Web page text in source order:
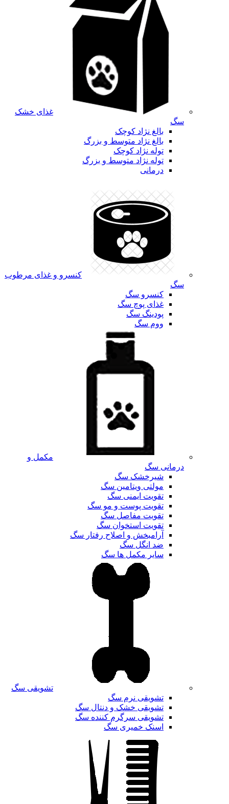
غذای خشک
سگ
بالغ نژاد کوچک
بالغ نژاد متوسط و بزرگ
توله نژاد کوچک
توله نژاد متوسط و بزرگ
درمانی
کنسرو و غذای مرطوب
سگ
کنسرو سگ
غذای پوچ سگ
پودینگ سگ
ووم سگ
مکمل و
درمانی سگ
شیرخشک سگ
مولتی ویتامین سگ
تقویت ایمنی سگ
تقویت پوست و مو سگ
تقویت مفاصل سگ
تقویت استخوان سگ
آرامبخش و اصلاح رفتار سگ
ضد انگل سگ
سایر مکمل ها سگ
تشویقی سگ
تشویقی نرم سگ
تشویقی خشک و دنتال سگ
تشویقی سرگرم کننده سگ
اسنک خمیری سگ